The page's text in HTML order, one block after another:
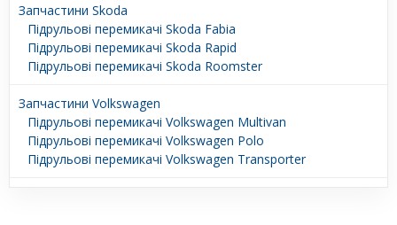
Запчастини Skoda
Підрульові перемикачі Skoda Fabia
Підрульові перемикачі Skoda Rapid
Підрульові перемикачі Skoda Roomster
Запчастини Volkswagen
Підрульові перемикачі Volkswagen Multivan
Підрульові перемикачі Volkswagen Polo
Підрульові перемикачі Volkswagen Transporter